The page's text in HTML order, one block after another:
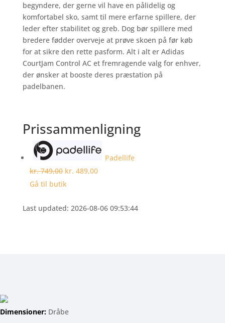
begyndere, der gerne vil have en pålidelig og
komfortabel sko, samt til mere erfarne spillere, der
leder efter stabilitet og greb. Dog bør spillere med
bredere fødder overveje at prøve skoen på før køb
for at sikre den rette pasform. Alt i alt er Adidas
CourtJam Control AC et fremragende valg for enhver,
der ønsker at booste deres præstation på
padelbanen.
Prissammenligning
Padellife
kr. 749,00 kr. 489,00
Gå til butik
Last updated: 2026-08-06 09:53:44
Dimensioner: Dråbe